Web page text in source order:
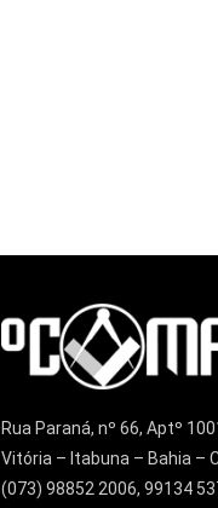
Rua Paraná, nº 66, Aptº
Vitória – Itabuna – Bahia –
(073) 98852 2006, 99134